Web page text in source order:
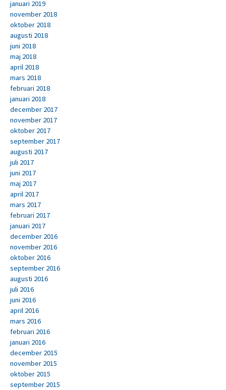
januari 2019
november 2018
oktober 2018
augusti 2018
juni 2018
maj 2018
april 2018
mars 2018
februari 2018
januari 2018
december 2017
november 2017
oktober 2017
september 2017
augusti 2017
juli 2017
juni 2017
maj 2017
april 2017
mars 2017
februari 2017
januari 2017
december 2016
november 2016
oktober 2016
september 2016
augusti 2016
juli 2016
juni 2016
april 2016
mars 2016
februari 2016
januari 2016
december 2015
november 2015
oktober 2015
september 2015